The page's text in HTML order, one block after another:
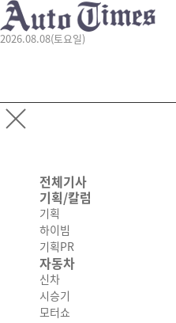
2026.08.08(토요일)
전체기사
기획/칼럼
기획
하이빔
기획PR
자동차
신차
시승기
모터쇼